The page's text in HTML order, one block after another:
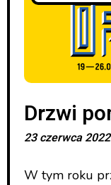
Drzwi
23 czerwca 2022
W tym roku